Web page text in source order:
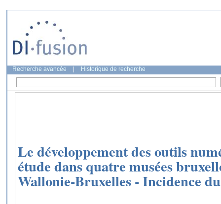
Recherche avancée Historique de recherche
Le développement des outils
étude dans quatre musées
Wallonie-Bruxelles - Incidence